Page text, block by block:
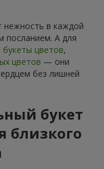
нежность в каждой
посланием. А для
букеты цветов,
цветов — они
без лишней
букет
близкого